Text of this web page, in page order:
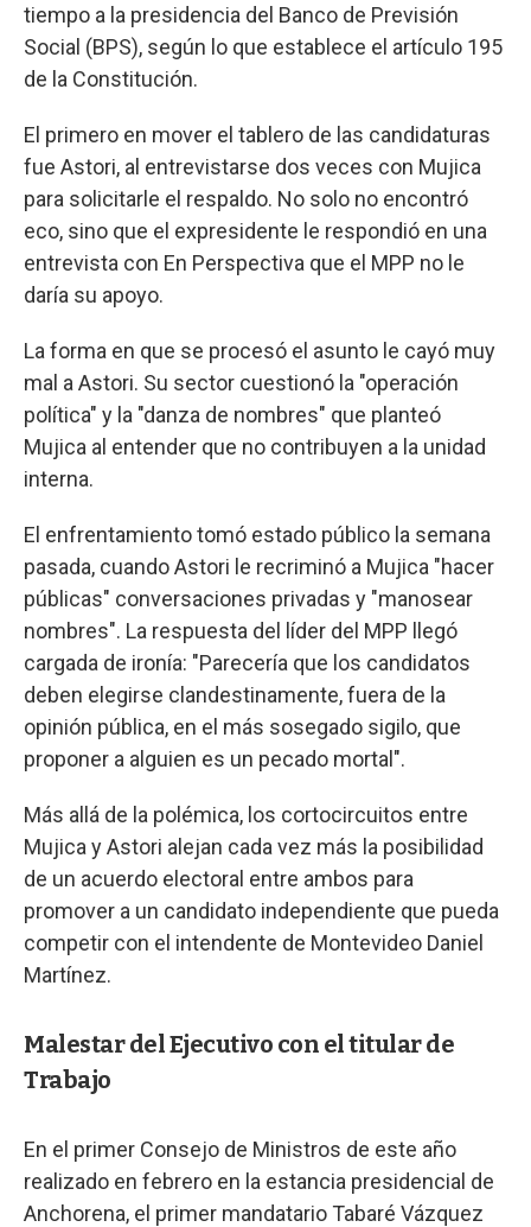
tiempo a la presidencia del Banco de Previsión
Social (BPS), según lo que establece el artículo 195
de la Constitución.
El primero en mover el tablero de las candidaturas
fue Astori, al entrevistarse dos veces con Mujica
para solicitarle el respaldo. No solo no encontró
eco, sino que el expresidente le respondió en una
entrevista con En Perspectiva que el MPP no le
daría su apoyo.
La forma en que se procesó el asunto le cayó muy
mal a Astori. Su sector cuestionó la "operación
política" y la "danza de nombres" que planteó
Mujica al entender que no contribuyen a la unidad
interna.
El enfrentamiento tomó estado público la semana
pasada, cuando Astori le recriminó a Mujica "hacer
públicas" conversaciones privadas y "manosear
nombres". La respuesta del líder del MPP llegó
cargada de ironía: "Parecería que los candidatos
deben elegirse clandestinamente, fuera de la
opinión pública, en el más sosegado sigilo, que
proponer a alguien es un pecado mortal".
Más allá de la polémica, los cortocircuitos entre
Mujica y Astori alejan cada vez más la posibilidad
de un acuerdo electoral entre ambos para
promover a un candidato independiente que pueda
competir con el intendente de Montevideo Daniel
Martínez.
Malestar del Ejecutivo con el titular de
Trabajo
En el primer Consejo de Ministros de este año
realizado en febrero en la estancia presidencial de
Anchorena, el primer mandatario Tabaré Vázquez